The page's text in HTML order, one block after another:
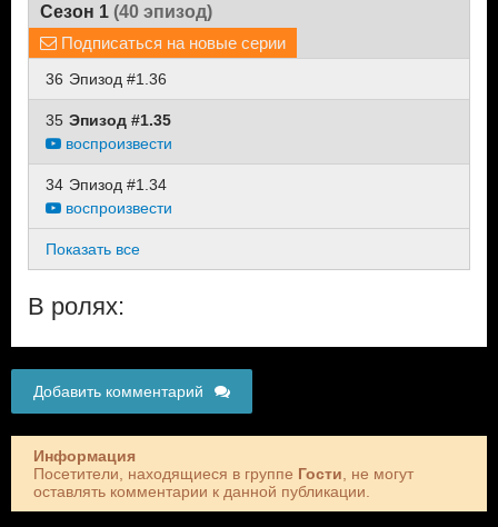
Сезон 1 (40 эпизод)
Подписаться на новые серии
36 Эпизод #1.36
35 Эпизод #1.35
воспроизвести
34 Эпизод #1.34
воспроизвести
Показать все
В ролях:
Добавить комментарий
Информация
Посетители, находящиеся в группе Гости , не могут
оставлять комментарии к данной публикации.